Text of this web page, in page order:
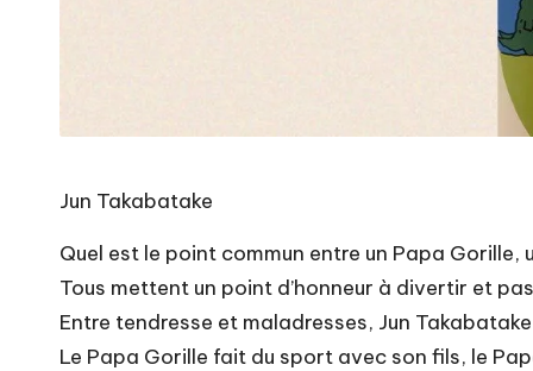
Jun Takabatake
Quel est le point commun entre un Papa
Tous mettent un point d’honneur à divertir et
Entre tendresse et maladresses, Jun
Le Papa Gorille fait du sport avec son fils, le